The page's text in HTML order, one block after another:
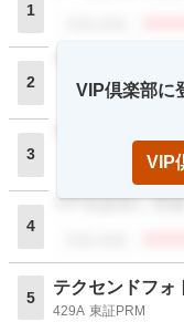
1
2
VIP倶楽部に登
閲覧者数
3
4
VIP倶楽部に登
5
テクセンドフォ
429A 東証PRM
VIP倶楽部に
VIP